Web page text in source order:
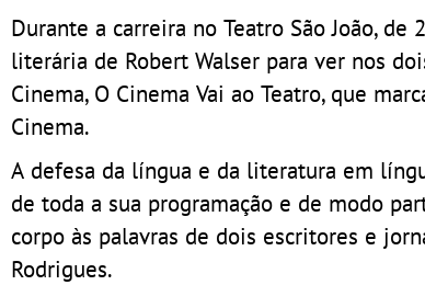
Durante a carreira no Teatro São João,
literária de Robert Walser para ver nos
Cinema, O Cinema Vai ao Teatro, que
Cinema.
A defesa da língua e da literatura em
de toda a sua programação e de modo
corpo às palavras de dois escritores e
Rodrigues.